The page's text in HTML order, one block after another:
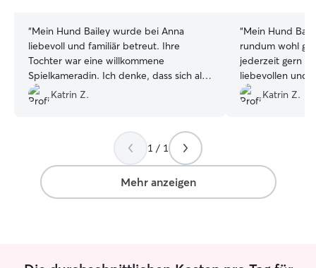
“Mein Hund Bailey wurde bei Anna
liebevoll und familiär betreut. Ihre
Tochter war eine willkommene
Spielkameradin. Ich denke, dass sich alle
sehr wohl gefühlt haben miteinander
😊.”
Katrin Z.
“Mein Hund
rundum wohl
jederzeit gern
liebevollen und
konnte Bailey
entspannen.
Katrin Z.
1 / 1
Mehr anzeigen